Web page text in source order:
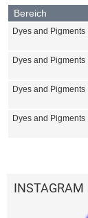
Bereich
Dyes and Pigments
Dyes and Pigments
Dyes and Pigments
Dyes and Pigments
INSTAGRAM